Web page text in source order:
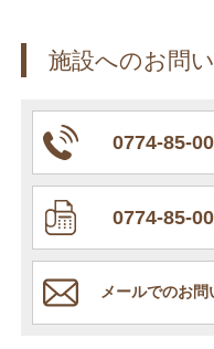
施設へのお問
0774-85-
0774-85-
メールでのお問